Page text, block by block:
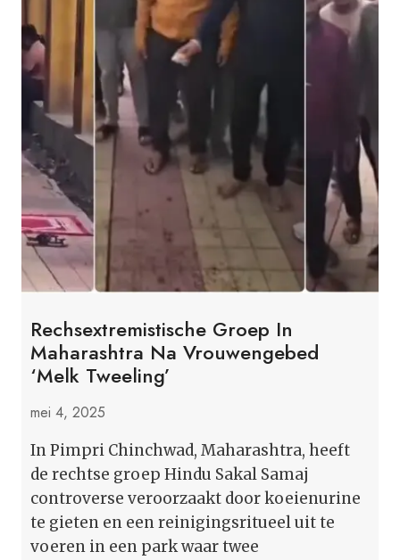
Rechsextremistische Groep In
Maharashtra Na Vrouwengebed
‘Melk Tweeling’
mei 4, 2025
In Pimpri Chinchwad, Maharashtra, heeft
de rechtse groep Hindu Sakal Samaj
controverse veroorzaakt door koeienurine
te gieten en een reinigingsritueel uit te
voeren in een park waar twee